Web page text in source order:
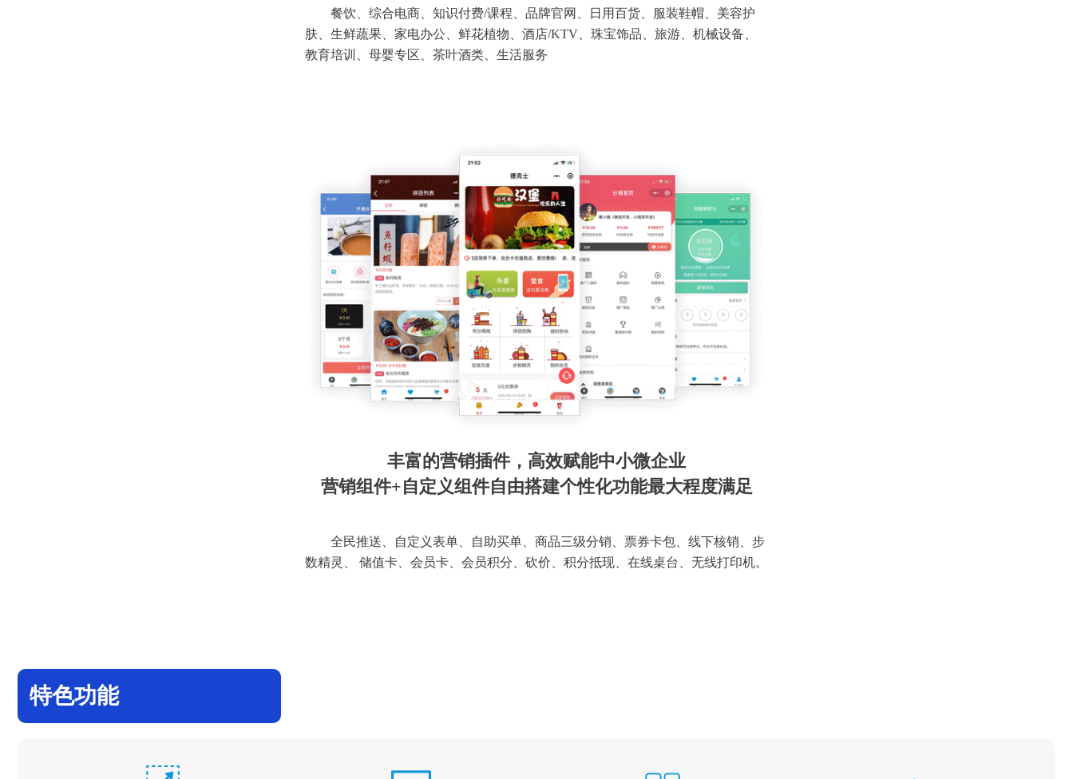
餐饮、综合电商、知识付费/课程、品牌官网、日用百货、服装鞋帽、美容护
肤、生鲜蔬果、家电办公、鲜花植物、酒店/KTV、珠宝饰品、旅游、机械设备、
教育培训、母婴专区、茶叶酒类、生活服务
丰富的营销插件，高效赋能中小微企业
营销组件+自定义组件自由搭建个性化功能最大程度满足
全民推送、自定义表单、自助买单、商品三级分销、票券卡包、线下核销、步
数精灵、 储值卡、会员卡、会员积分、砍价、积分抵现、在线桌台、无线打印机。
特色功能